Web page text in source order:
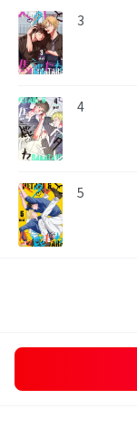
3
4
5